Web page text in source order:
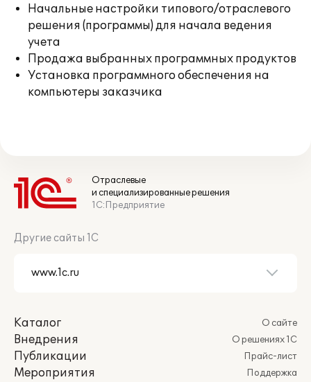
Начальные настройки типового/отраслевого
решения (программы) для начала ведения
учета
Продажа выбранных программных продуктов
Установка программного обеспечения на
компьютеры заказчика
Отраслевые
и специализированные решения
1С:Предприятие
Другие сайты 1С
Каталог
Внедрения
Публикации
Мероприятия
О сайте
О решениях 1С
Прайс-лист
Поддержка